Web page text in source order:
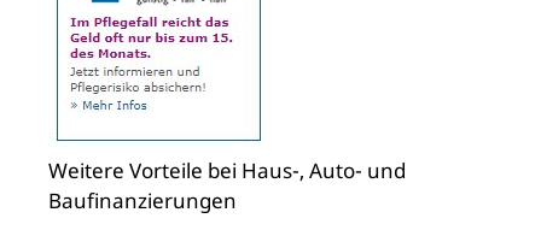
Weitere Vorteile bei Haus-, Auto- und
Baufinanzierungen